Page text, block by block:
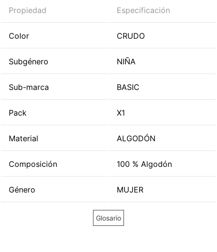
Propiedad Especificación
Color CRUDO
Subgénero NIÑA
Sub-marca BASIC
Pack X1
Material ALGODÓN
Composición 100 % Algodón
Género MUJER
Glosario